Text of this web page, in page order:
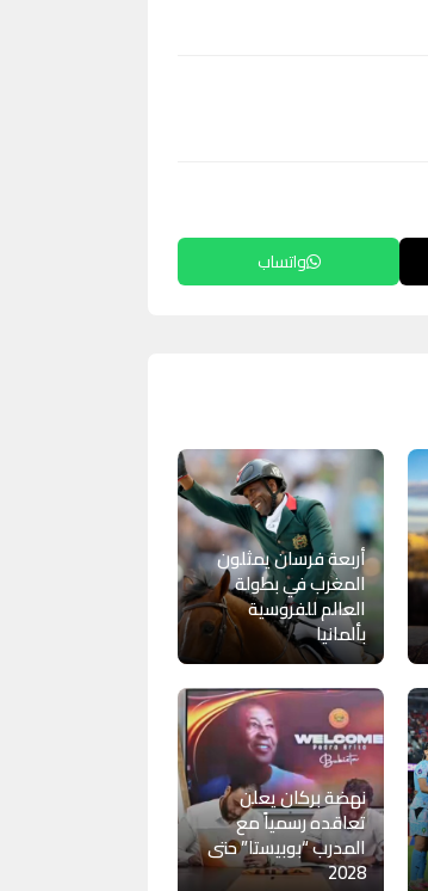
واتساب
أربعة فرسان يمثلون
المغرب في بطولة
العالم للفروسية
بألمانيا
نهضة بركان يعلن
تعاقده رسمياً مع
المدرب “بوبيستا” حتى
2028